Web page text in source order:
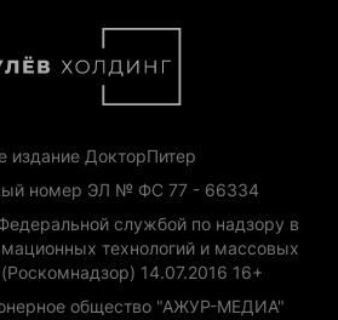
издание ДокторПитер
номер ЭЛ № ФС 77 - 66334
службой по надзору в
технологий и массовых
14.07.2016 16+
общество "АЖУР-МЕДИА"